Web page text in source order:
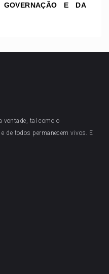
E DA
vontade, tal como o
de todos permanecem vivos. E